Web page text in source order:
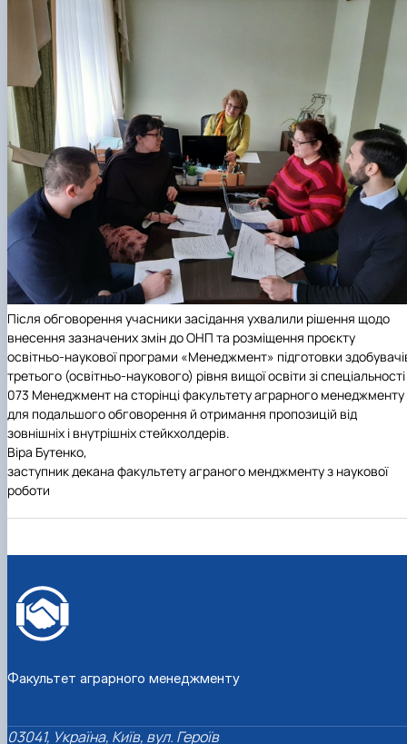
Після обговорення учасники засідання ухвалили рішення щодо
внесення зазначених змін до ОНП та розміщення проєкту
освітньо-наукової програми «Менеджмент» підготовки
третього (освітньо-наукового) рівня вищої освіти зі спеціальності
073 Менеджмент на сторінці факультету аграрного менеджменту
для подальшого обговорення й отримання пропозицій від
зовнішніх і внутрішніх стейкхолдерів.
Віра Бутенко,
заступник декана факультету аграного менджменту з наукової
роботи
Факультет аграрного менеджменту
03041, Україна, Київ, вул. Героїв